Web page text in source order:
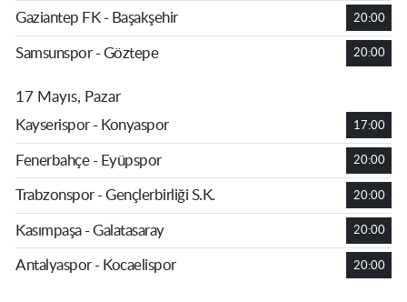
Gaziantep FK - Başakşehir 20:00
Samsunspor - Göztepe 20:00
17 Mayıs, Pazar
Kayserispor - Konyaspor
17:00
Fenerbahçe - Eyüpspor 20:00
Trabzonspor - Gençlerbirliği S.K. 20:00
Kasımpaşa - Galatasaray 20:00
Antalyaspor - Kocaelispor 20:00